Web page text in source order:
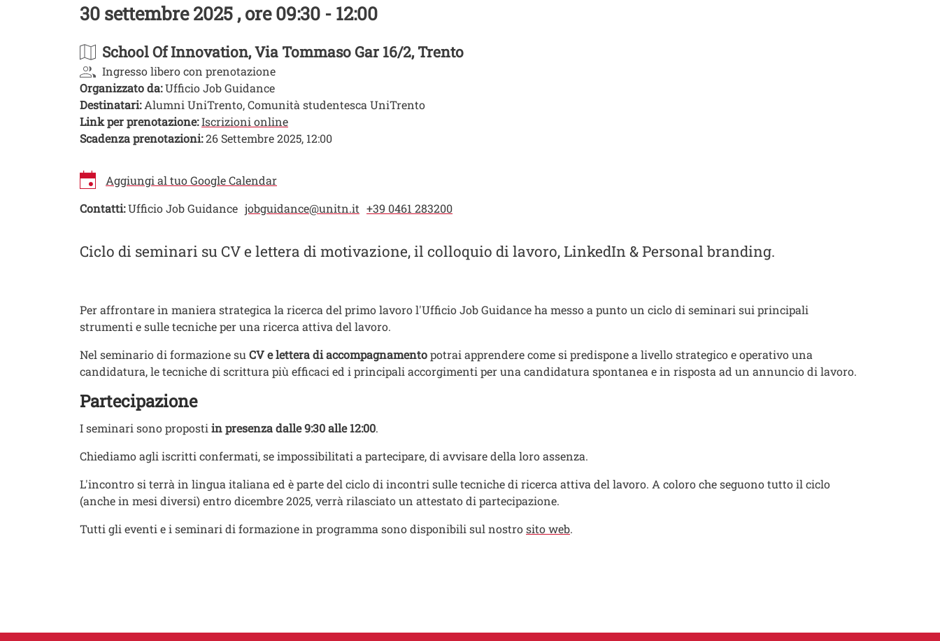
30 settembre 2025 , ore 09:30 - 12:00
School Of Innovation, Via Tommaso Gar 16/2, Trento
Ingresso libero con prenotazione
Organizzato da:Ufficio Job Guidance
Destinatari:Alumni UniTrento, Comunità studentesca UniTrento
Link per prenotazione:Iscrizioni online
Scadenza prenotazioni:26 Settembre 2025, 12:00
Aggiungi al tuo Google Calendar
Contatti:Ufficio Job Guidance jobguidance@unitn.it +39 0461 283200
Ciclo di seminari su CV e lettera di motivazione, il colloquio di lavoro, LinkedIn & Personal branding.
Per affrontare in maniera strategica la ricerca del primo lavoro l'Ufficio Job Guidance ha messo a punto un ciclo di seminari sui principali
strumenti e sulle tecniche per una ricerca attiva del lavoro.
Nel seminario di formazione su CV e lettera di accompagnamentopotrai apprendere come si predispone a livello strategico e operativo una
candidatura, le tecniche di scrittura più efficaci ed i principali accorgimenti per una candidatura spontanea e in risposta ad un annuncio di lavoro.
Partecipazione
I seminari sono proposti in presenza dalle 9:30 alle 12:00.
Chiediamo agli iscritti confermati, se impossibilitati a partecipare, di avvisare della loro assenza.
L'incontro si terrà in lingua italiana ed è parte del ciclo di incontri sulle tecniche di ricerca attiva del lavoro. A coloro che seguono tutto il ciclo
(anche in mesi diversi) entro dicembre 2025, verrà rilasciato un attestato di partecipazione.
​Tutti gli eventi e i seminari di formazione in programma sono disponibili sul nostrosito web.